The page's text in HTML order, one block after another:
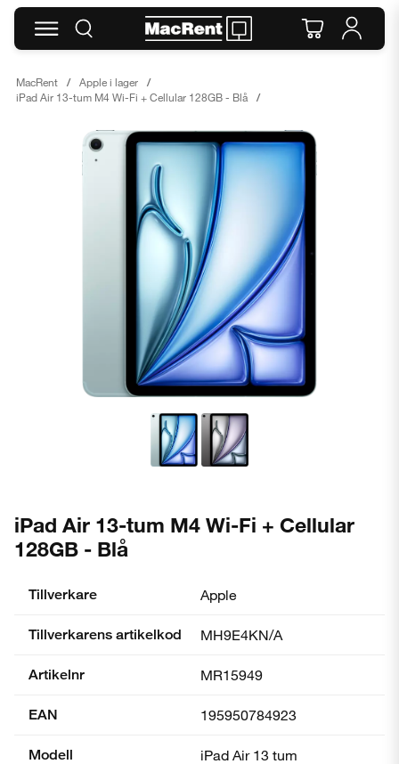
MacRent
Apple i lager
iPad Air 13-tum M4 Wi-Fi + Cellular 128GB - Blå
iPad Air 13-tum M4 Wi-Fi + Cellular
128GB - Blå
Tillverkare Apple
Tillverkarens artikelkod MH9E4KN/A
Artikelnr MR15949
EAN 195950784923
Modell iPad Air 13 tum